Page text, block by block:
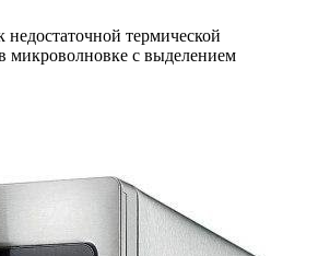
термической
микроволновке с выделением